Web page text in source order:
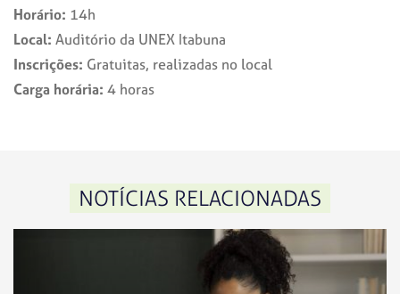
Horário: 14h
Local: Auditório da UNEX Itabuna
Inscrições: Gratuitas, realizadas no local
Carga horária: 4 horas
NOTÍCIAS RELACIONADAS